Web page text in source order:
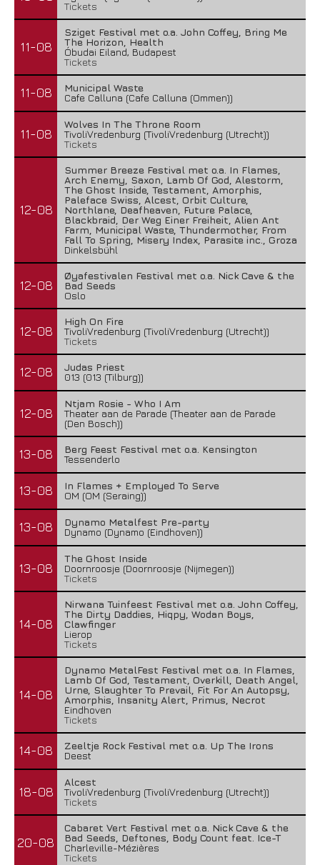
Tickets
11-08
Sziget Festival met o.a. John Coffey, Bring Me
The Horizon, Health
Óbudai Eiland, Budapest
Tickets
11-08
Municipal Waste
Cafe Calluna (Cafe Calluna (Ommen))
11-08
Wolves In The Throne Room
TivoliVredenburg (TivoliVredenburg (Utrecht))
Tickets
12-08
Summer Breeze Festival met o.a. In Flames,
Arch Enemy, Saxon, Lamb Of God, Alestorm,
The Ghost Inside, Testament, Amorphis,
Paleface Swiss, Alcest, Orbit Culture,
Northlane, Deafheaven, Future Palace,
Blackbraid, Der Weg Einer Freiheit, Alien Ant
Farm, Municipal Waste, Thundermother, From
Fall To Spring, Misery Index, Parasite inc., Groza
Dinkelsbühl
12-08
Øyafestivalen Festival met o.a. Nick Cave & the
Bad Seeds
Oslo
12-08
High On Fire
TivoliVredenburg (TivoliVredenburg (Utrecht))
Tickets
12-08
Judas Priest
013 (013 (Tilburg))
12-08
Ntjam Rosie - Who I Am
Theater aan de Parade (Theater aan de Parade
(Den Bosch))
13-08
Berg Feest Festival met o.a. Kensington
Tessenderlo
13-08
In Flames + Employed To Serve
OM (OM (Seraing))
13-08
Dynamo Metalfest Pre-party
Dynamo (Dynamo (Eindhoven))
13-08
The Ghost Inside
Doornroosje (Doornroosje (Nijmegen))
Tickets
14-08
Nirwana Tuinfeest Festival met o.a. John Coffey,
The Dirty Daddies, Hiqpy, Wodan Boys,
Clawfinger
Lierop
Tickets
14-08
Dynamo MetalFest Festival met o.a. In Flames,
Lamb Of God, Testament, Overkill, Death Angel,
Urne, Slaughter To Prevail, Fit For An Autopsy,
Amorphis, Insanity Alert, Primus, Necrot
Eindhoven
Tickets
14-08
Zeeltje Rock Festival met o.a. Up The Irons
Deest
18-08
Alcest
TivoliVredenburg (TivoliVredenburg (Utrecht))
Tickets
20-08
Cabaret Vert Festival met o.a. Nick Cave & the
Bad Seeds, Deftones, Body Count feat. Ice-T
Charleville-Mézières
Tickets